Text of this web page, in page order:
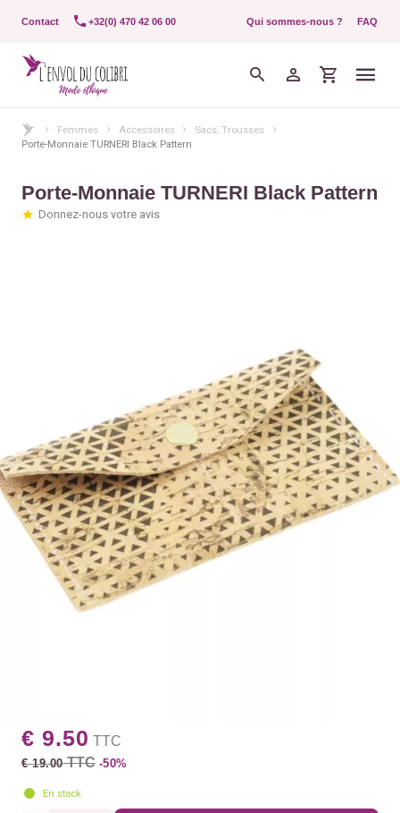
Contact +32(0) 470 42 06 00 Qui sommes-nous ? FAQ
Femmes Accessoires
Sacs, Trousses
Porte-Monnaie TURNERI Black Pattern
Porte-Monnaie TURNERI Black Pattern
Donnez-nous votre avis
€ 9.50 TTC
€ 19.00TTC -50%
En stock